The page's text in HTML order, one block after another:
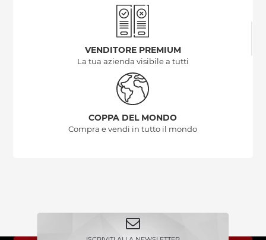
VENDITORE PREMIUM
La tua azienda visibile a tutti
COPPA DEL MONDO
Compra e vendi in tutto il mondo